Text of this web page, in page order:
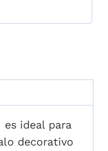
es ideal para
decorativo